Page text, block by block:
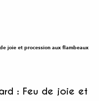
joie et procession aux flambeaux
: Feu de joie et